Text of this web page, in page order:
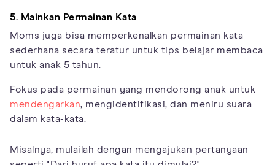
5. Mainkan Permainan Kata
Moms juga bisa memperkenalkan permainan kata
sederhana secara teratur untuk tips belajar membaca
untuk anak 5 tahun.
Fokus pada permainan yang mendorong anak untuk
mendengarkan, mengidentifikasi, dan meniru suara
dalam kata-kata.
Misalnya, mulailah dengan mengajukan pertanyaan